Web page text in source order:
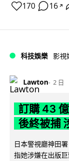
170 16 ↗
科技娛樂 影視
Lawton 2 日
訂購 43
後終被捕
日本警視廳神田
指她涉嫌在出版